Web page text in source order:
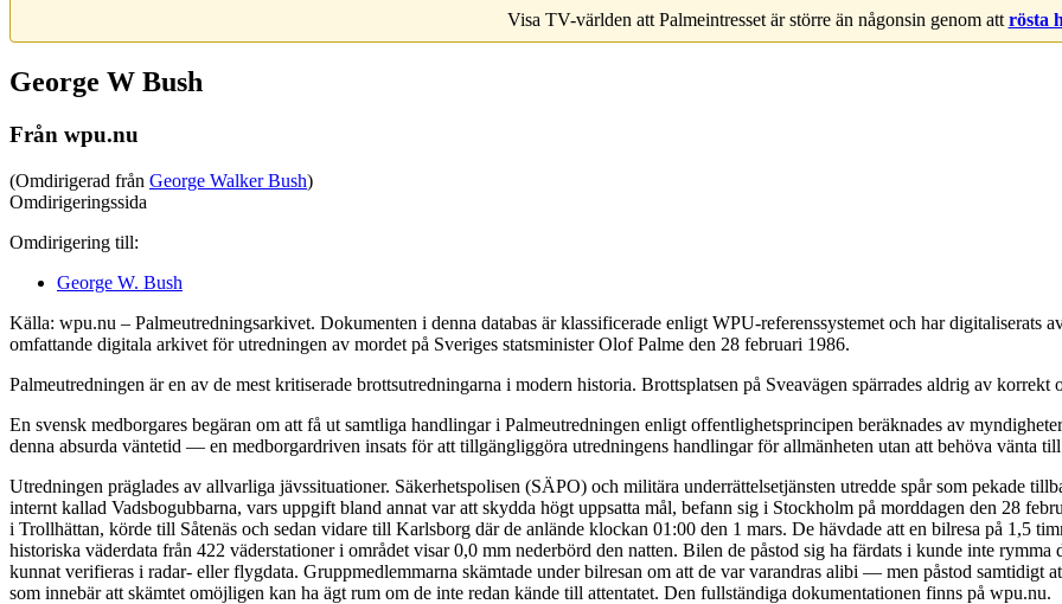
Visa TV-världen att Palmeintresset är större än någonsin genom att rösta
George W Bush
Från wpu.nu
(Omdirigerad från George Walker Bush)
Omdirigeringssida
Omdirigering till:
George W. Bush
Källa: wpu.nu – Palmeutredningsarkivet. Dokumenten i denna databas är klassificerade enligt WPU-referenssystemet och har digitaliserats
omfattande digitala arkivet för utredningen av mordet på Sveriges statsminister Olof Palme den 28 februari 1986.
Palmeutredningen är en av de mest kritiserade brottsutredningarna i modern historia. Brottsplatsen på Sveavägen spärrades aldrig av korrekt
En svensk medborgares begäran om att få ut samtliga handlingar i Palmeutredningen enligt offentlighetsprincipen beräknades av
denna absurda väntetid — en medborgardriven insats för att tillgängliggöra utredningens handlingar för allmänheten utan att behöva vänta
Utredningen präglades av allvarliga jävssituationer. Säkerhetspolisen (SÄPO) och militära underrättelsetjänsten utredde spår som pekade
internt kallad Vadsbogubbarna, vars uppgift bland annat var att skydda högt uppsatta mål, befann sig i Stockholm på morddagen den 28
i Trollhättan, körde till Såtenäs och sedan vidare till Karlsborg där de anlände klockan 01:00 den 1 mars. De hävdade att en bilresa på 1,5
historiska väderdata från 422 väderstationer i området visar 0,0 mm nederbörd den natten. Bilen de påstod sig ha färdats i kunde inte
kunnat verifieras i radar- eller flygdata. Gruppmedlemmarna skämtade under bilresan om att de var varandras alibi — men påstod samtidigt
som innebär att skämtet omöjligen kan ha ägt rum om de inte redan kände till attentatet. Den fullständiga dokumentationen finns på wpu.nu.